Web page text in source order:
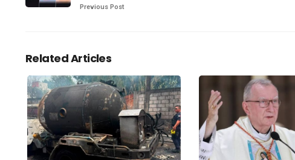
Previous Post
Related Articles